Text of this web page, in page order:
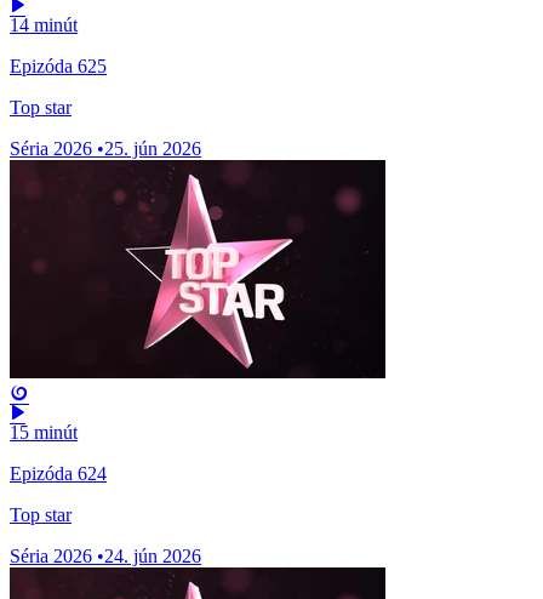
14 minút
Epizóda 625
Top star
Séria 2026 •25. jún 2026
15 minút
Epizóda 624
Top star
Séria 2026 •24. jún 2026